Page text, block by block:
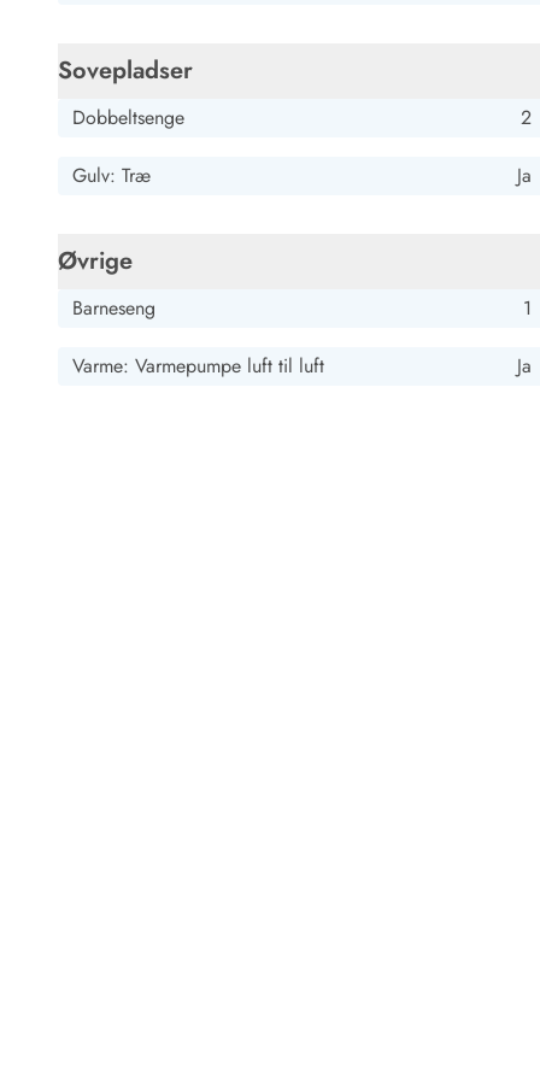
Sovepladser
Dobbeltsenge 2
Gulv: Træ Ja
Øvrige
Barneseng 1
Varme: Varmepumpe luft til luft Ja